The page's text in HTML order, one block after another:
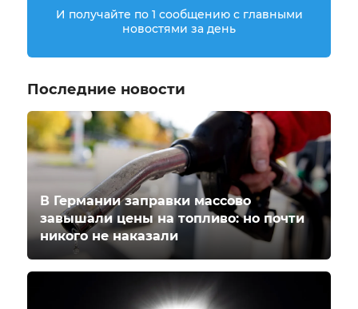
И получайте по 1 сообщению с главными
новостями за день
Последние новости
В Германии заправки массово
завышали цены на топливо: но почти
никого не наказали